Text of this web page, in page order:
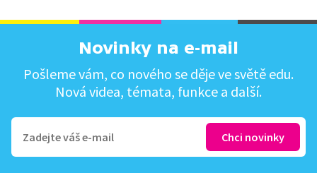
Novinky na e-mail
Pošleme vám, co nového se děje ve světě edu.
Nová videa, témata, funkce a další.